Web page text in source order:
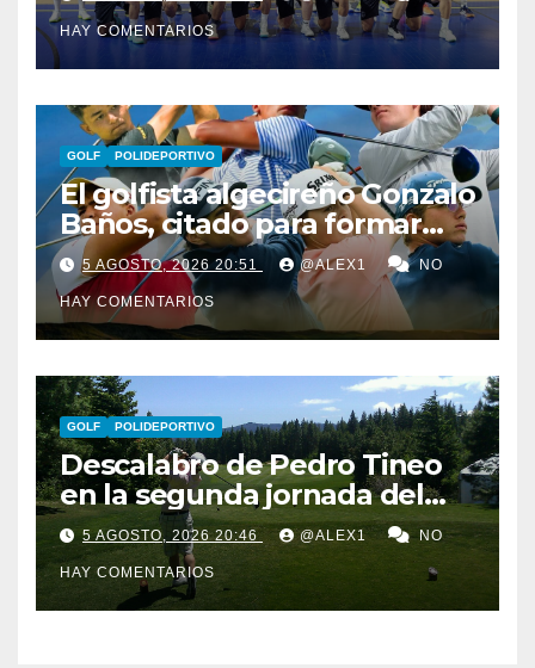
fichajes: Florin Pop y Álex
González
HAY COMENTARIOS
GOLF POLIDEPORTIVO
El golfista algecireño Gonzalo
Baños, citado para formar
parte del equipo europeo en
el Jacques Léglise Trophy
5 AGOSTO, 2026 20:51 @ALEX1 NO
HAY COMENTARIOS
GOLF POLIDEPORTIVO
Descalabro de Pedro Tineo
en la segunda jornada del
Reid Trophy y Marcos
Ledesma pasa el corte por
‘los pelos’
5 AGOSTO, 2026 20:46 @ALEX1 NO
HAY COMENTARIOS